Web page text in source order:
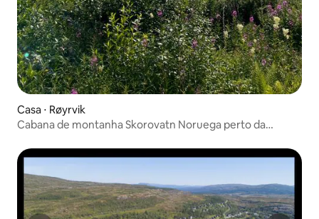
Casa ⋅ Røyrvik
Cabana de montanha Skorovatn Noruega perto da